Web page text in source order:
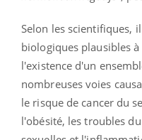
Selon les scientifiques,
biologiques plausibles
l'existence d'un
nombreuses voies
le risque de cancer du
l'obésité, les troubles